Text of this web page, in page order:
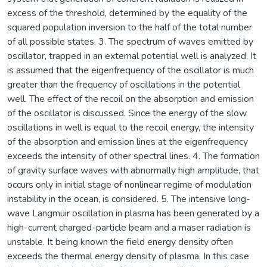
excess of the threshold, determined by the equality of the
squared population inversion to the half of the total number
of all possible states. 3. The spectrum of waves emitted by
oscillator, trapped in an external potential well is analyzed. It
is assumed that the eigenfrequency of the oscillator is much
greater than the frequency of oscillations in the potential
well. The effect of the recoil on the absorption and emission
of the oscillator is discussed. Since the energy of the slow
oscillations in well is equal to the recoil energy, the intensity
of the absorption and emission lines at the eigenfrequency
exceeds the intensity of other spectral lines. 4. The formation
of gravity surface waves with abnormally high amplitude, that
occurs only in initial stage of nonlinear regime of modulation
instability in the ocean, is considered. 5. The intensive long-
wave Langmuir oscillation in plasma has been generated by a
high-current charged-particle beam and a maser radiation is
unstable. It being known the field energy density often
exceeds the thermal energy density of plasma. In this case